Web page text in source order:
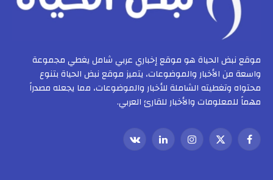
موقع نبض الحياة هو موقع إخباري عربي شامل يغطي مجموعة
واسعة من الأخبار والموضوعات، يتميز موقع نبض الحياة بتنوع
محتواه وتغطيته الشاملة للأخبار والموضوعات، مما يجعله مصدراً
مهماً للمعلومات والأخبار للقارئ العربي.
فيسبوك
X
الانستغراملينكدإنVKontakte